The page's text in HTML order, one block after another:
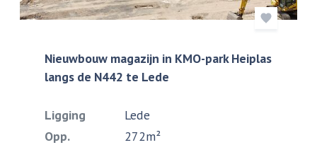
Nieuwbouw magazijn in KMO-park Heiplas
langs de N442 te Lede
Ligging
Lede
Opp.
272m²